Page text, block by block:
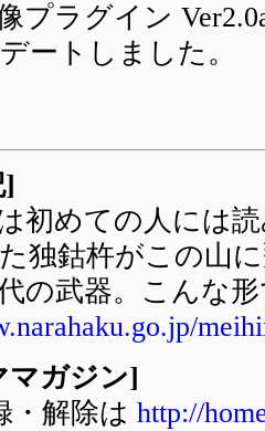
プラグイン
ートしました。
初めての人には
独鈷杵がこの山
の武器。こんな
マガジン]
・解除は http://